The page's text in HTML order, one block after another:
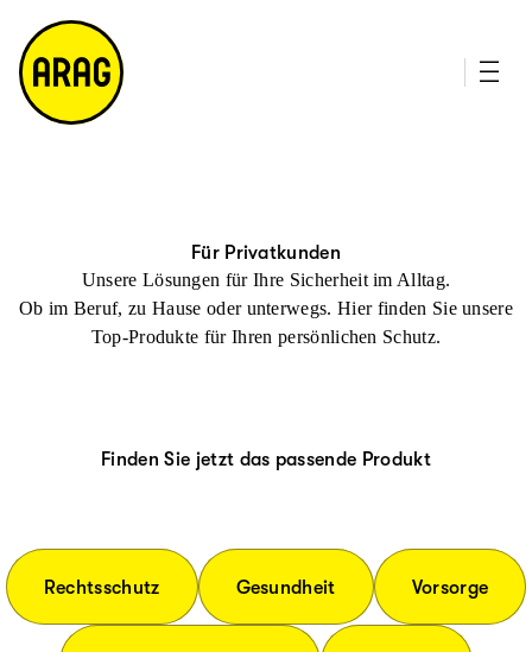
m
a
p
Für Privatkunden
Unsere Lösungen für Ihre Sicherheit im Alltag.
Ob im Beruf, zu Hause oder unterwegs. Hier finden Sie unsere
Top-Produkte für Ihren persönlichen Schutz.
Finden Sie jetzt das passende Produkt
Rechtsschutz Gesundheit Vorsorge